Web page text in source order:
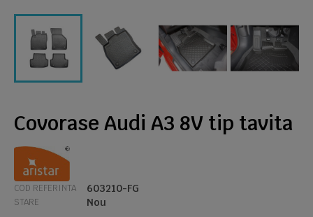
Covorase Audi A3 8V tip tavita
COD REFERINTA 603210-FG
STARE Nou